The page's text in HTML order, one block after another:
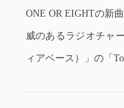
ONE OR EIGHTの新
威のあるラジオチャ
ィアベース）」の「